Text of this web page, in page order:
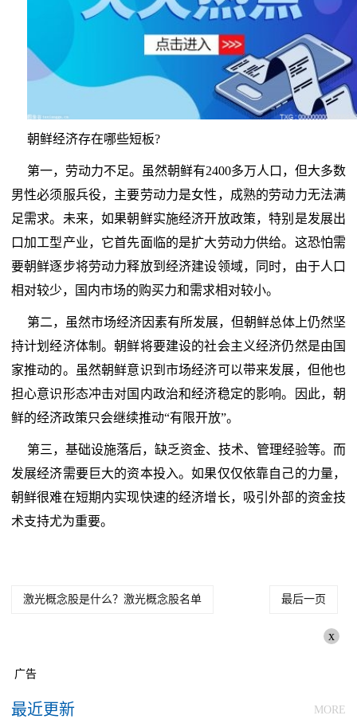
朝鲜经济存在哪些短板?
第一，劳动力不足。虽然朝鲜有2400多万人口，但大多数
男性必须服兵役，主要劳动力是女性，成熟的劳动力无法满
足需求。未来，如果朝鲜实施经济开放政策，特别是发展出
口加工型产业，它首先面临的是扩大劳动力供给。这恐怕需
要朝鲜逐步将劳动力释放到经济建设领域，同时，由于人口
相对较少，国内市场的购买力和需求相对较小。
第二，虽然市场经济因素有所发展，但朝鲜总体上仍然坚
持计划经济体制。朝鲜将要建设的社会主义经济仍然是由国
家推动的。虽然朝鲜意识到市场经济可以带来发展，但他也
担心意识形态冲击对国内政治和经济稳定的影响。因此，朝
鲜的经济政策只会继续推动“有限开放”。
第三，基础设施落后，缺乏资金、技术、管理经验等。而
发展经济需要巨大的资本投入。如果仅仅依靠自己的力量，
朝鲜很难在短期内实现快速的经济增长，吸引外部的资金技
术支持尤为重要。
激光概念股是什么？激光概念股名单 最后一页
x
广告
最近更新 MORE